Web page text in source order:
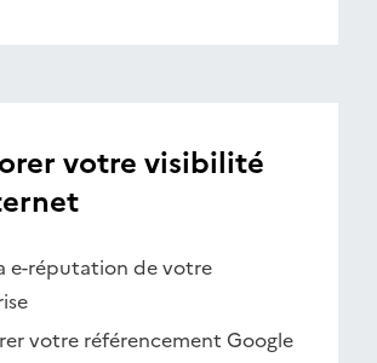
votre visibilité
e-réputation de votre
votre référencement Google